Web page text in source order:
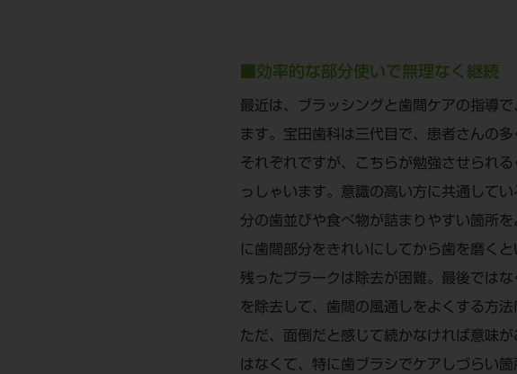
■効率的な部分使いで無理なく継続
最近は、ブラッシングと歯間ケアの指導
ます。宝田歯科は三代目で、患者さんの
それぞれですが、こちらが勉強させられ
っしゃいます。意識の高い方に共通して
分の歯並びや食べ物が詰まりやすい箇所
に歯間部分をきれいにしてから歯を磨く
残ったプラークは除去が困難。最後では
を除去して、歯間の風通しをよくする方法
ただ、面倒だと感じて続かなければ意味
はなくて、特に歯ブラシでケアしづらい